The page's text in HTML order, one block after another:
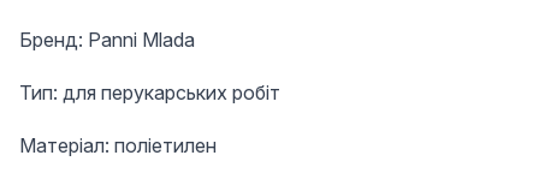
Бренд: Panni Mlada
Тип: для перукарських робіт
Матеріал: поліетилен